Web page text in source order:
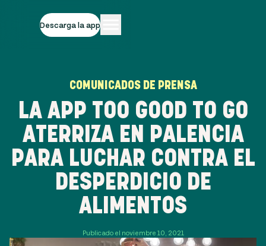
Descarga la app
COMUNICADOS DE PRENSA
LA APP TOO GOOD TO GO
ATERRIZA EN PALENCIA
PARA LUCHAR CONTRA EL
DESPERDICIO DE
ALIMENTOS
Publicado el noviembre 10, 2021